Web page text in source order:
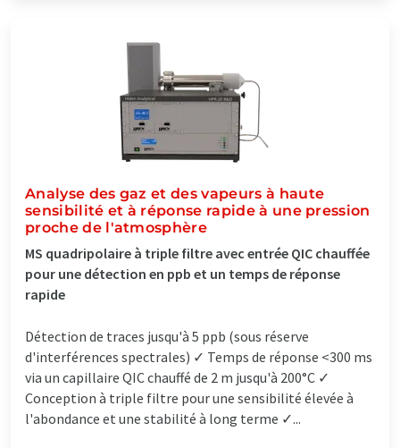
Analyse des gaz et des vapeurs à haute
sensibilité et à réponse rapide à une pression
proche de l'atmosphère
MS quadripolaire à triple filtre avec entrée QIC chauffée
pour une détection en ppb et un temps de réponse
rapide
Détection de traces jusqu'à 5 ppb (sous réserve
d'interférences spectrales) ✓ Temps de réponse <300 ms
via un capillaire QIC chauffé de 2 m jusqu'à 200°C ✓
Conception à triple filtre pour une sensibilité élevée à
l'abondance et une stabilité à long terme ✓...